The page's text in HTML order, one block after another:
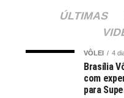
ÚLTIMAS
VÔLEI 4
Brasília
com
para